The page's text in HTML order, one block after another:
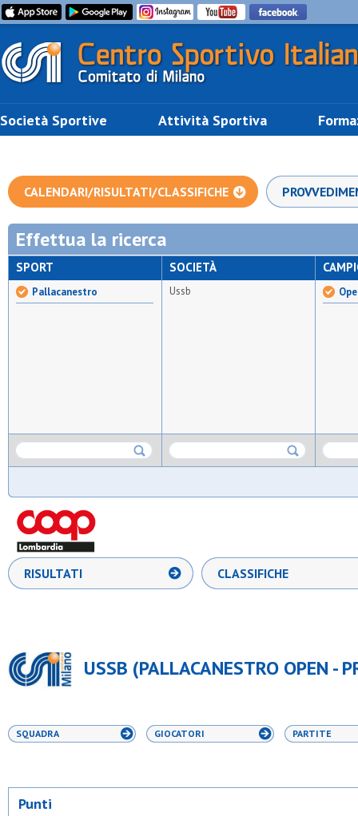
Società Sportive Attività Sportiva
CALENDARI/RISULTATI/CLASSIFICHE
Effettua la ricerca
SPORT
Pallacanestro
SOCIETÀ
Ussb
RISULTATI CLASSIFICHE
USSB (PALLACANESTRO OPEN -
SQUADRA GIOCATORI PARTITE
Punti